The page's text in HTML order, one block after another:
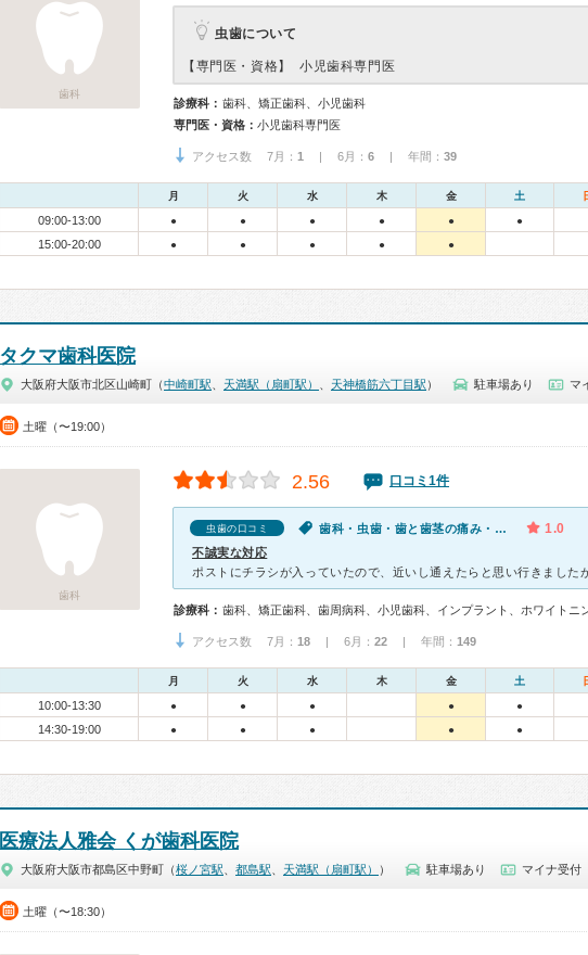
歯科
虫歯について
【専門医・資格】 小児歯科専門医
診療科： 歯科、矯正歯科、小児歯科
専門医・資格： 小児歯科専門医
アクセス数 7月： 1 | 6月： 6 | 年間： 39
月 火 水 木 金 土
09:00-13:00 ● ● ● ● ● ●
15:00-20:00 ● ● ● ● ●
タクマ歯科医院
大阪府大阪市北区山崎町（中崎町駅 天満駅（扇町駅） 天神橋筋六丁目駅 ） 駐車場あり マ
土曜（〜19:00）
歯科
2.56 口コミ1件
虫歯の口コミ 歯科・虫歯・歯と歯茎の痛み・腫れ・出血 1.0
不誠実な対応
診療科： 歯科、矯正歯科、歯周病科、小児歯科、インプラント、ホワイトニ
アクセス数 7月： 18 | 6月： 22 | 年間： 149
月 火 水 木 金 土
10:00-13:30 ● ● ● ● ●
14:30-19:00 ● ● ● ● ●
医療法人雅会 くが歯科医院
大阪府大阪市都島区中野町（桜ノ宮駅 都島駅 天満駅（扇町駅） ） 駐車場あり マイナ受付
土曜（〜18:30）